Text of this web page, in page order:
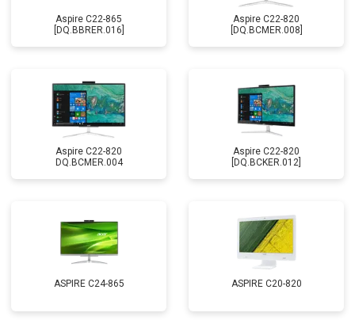
Aspire C22-865
[DQ.BBRER.016]
Aspire C22-820
[DQ.BCMER.008]
Aspire C22-820
DQ.BCMER.004
Aspire C22-820
[DQ.BCKER.012]
ASPIRE C24-865 ASPIRE C20-820